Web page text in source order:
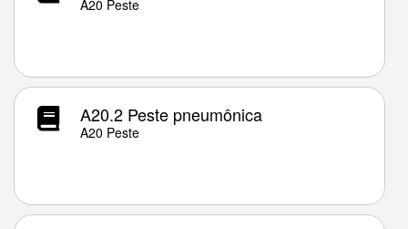
A20 Peste
A20.2 Peste pneumônica
A20 Peste